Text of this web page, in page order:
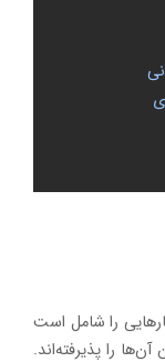
را شامل است
را پذیرفته‌اند.